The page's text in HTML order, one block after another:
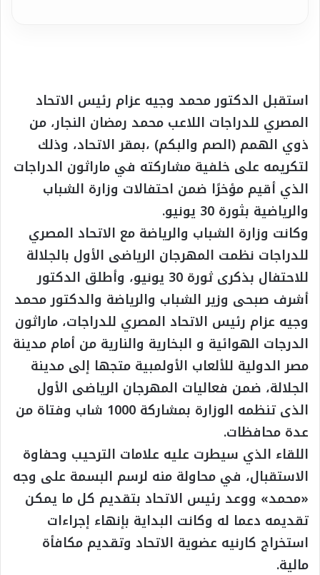
استقبل الدكتور محمد وجيه عزام رئيس الاتحاد
المصري للدراجات اللاعب محمد رمضان النجار، من
ذوي الهمم (الصم والبكم) ،بمقر الاتحاد، وذلك
لتكريمه على خلفية مشاركته في ماراثون الدراجات
الذي أقيم مؤخرًا ضمن احتفالات وزارة الشباب
والرياضية بثورة 30 يونيو.
وكانت وزارة الشباب والرياضة مع الاتحاد المصري
للدراجات نظمت المهرجان الرياضى الأول بالجلالة
للاحتفال بذكرى ثورة 30 يونيو، وأطلق الدكتور
أشرف صبحى وزير الشباب والرياضة والدكتور محمد
وجيه عزام رئيس الاتحاد المصري للدراجات، ماراثون
الدرجات الهوائية و البخارية والنارية من أمام مدينة
مصر الدولية للألعاب الأولمبية متجها إلى مدينة
الجلالة، ضمن فعاليات المهرجان الرياضى الأول
الذى تنظمه الوزارة بمشاركة 1000 شاب وفتاة من
عدة محافظات.
اللقاء الذي سيطرت عليه علامات الترحيب وحفاوة
الاستقبال، في محاولة منه لرسم البسمة على وجه
«محمد» ووعد رئيس الاتحاد بتقديم كل ما يمكن
تقديمه دعما له وكانت البداية بإنهاء إجراءات
استخراج كارنيه عضوية الاتحاد وتقديم مكافأة
مالية.